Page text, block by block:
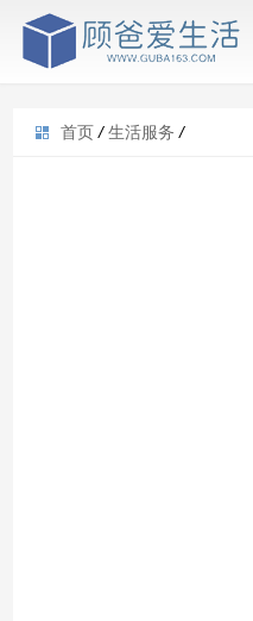
首页 / 生活服务 /